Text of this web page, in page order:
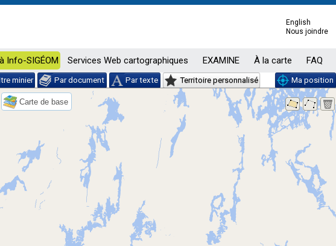
English
Nous joindre
à Info-SIGÉOM Services Web cartographiques EXAMINE À la carte FAQ
minier Par document Par texte Territoire personnalisé
Ma position
Carte de base